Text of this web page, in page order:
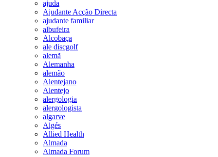
ajuda
Ajudante Acção Directa
ajudante familiar
albufeira
Alcobaça
ale discgolf
alemã
Alemanha
alemão
Alentejano
Alentejo
alergologia
alergologista
algarve
Algés
Allied Health
Almada
Almada Forum